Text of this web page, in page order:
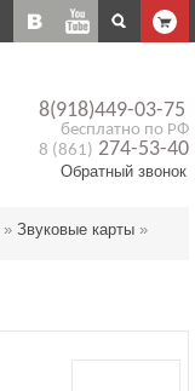
8(918)449-03-75
бесплатно по РФ
8 (861) 274-53-40
Обратный звонок
» Звуковые карты »